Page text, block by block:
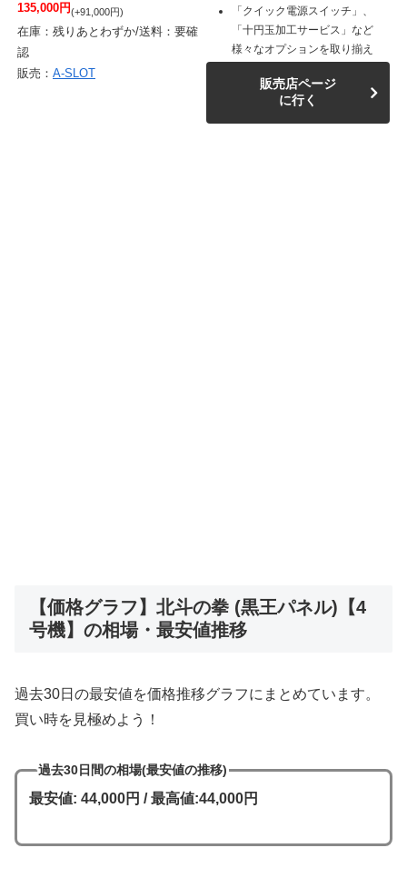
135,000円(+91,000円)
在庫：残りあとわずか/送料：要確
認
販売： A-SLOT
「クイック電源スイッチ」、
「十円玉加工サービス」など
様々なオプションを取り揃え
販売店ページ
に行く
【価格グラフ】北斗の拳 (黒王パネル)【4
号機】の相場・最安値推移
過去30日の最安値を価格推移グラフにまとめています。
買い時を見極めよう！
過去30日間の相場(最安値の推移)
最安値: 44,000円 / 最高値:44,000円